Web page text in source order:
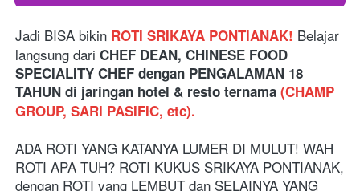
Jadi BISA bikin ROTI SRIKAYA PONTIANAK! Belajar
langsung dari CHEF DEAN, CHINESE FOOD
SPECIALITY CHEF dengan PENGALAMAN 18
TAHUN di jaringan hotel & resto ternama (CHAMP
GROUP, SARI PASIFIC, etc).
ADA ROTI YANG KATANYA LUMER DI MULUT! WAH
ROTI APA TUH? ROTI KUKUS SRIKAYA PONTIANAK,
dengan ROTI yang LEMBUT dan SELAINYA YANG